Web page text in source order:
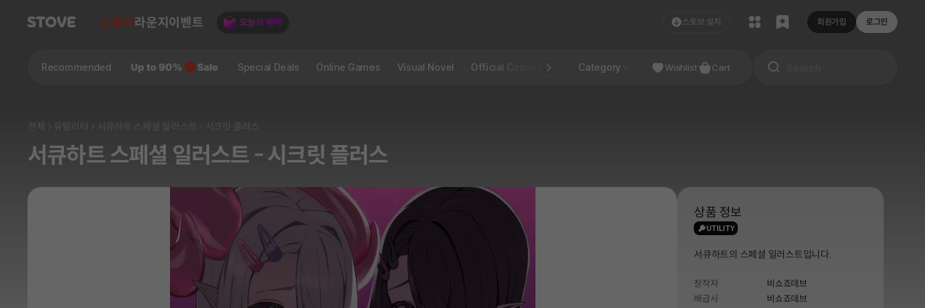
스토어 라운지 이벤트 스토브 설치 회원가입 로그인
Recommended Special Deals Online Games Visual Novel Official Community STOVE INDIE Studio
Category Wishlist Cart
전체 유틸리티 서큐하트 스페셜 일러스트 - 시크릿 플러스
서큐하트 스페셜 일러스트 - 시크릿 플러스
상품 정보
UTILITY
서큐하트의 스페셜 일러스트입니다.
창작자
비쇼죠데브
배급사
비쇼죠데브